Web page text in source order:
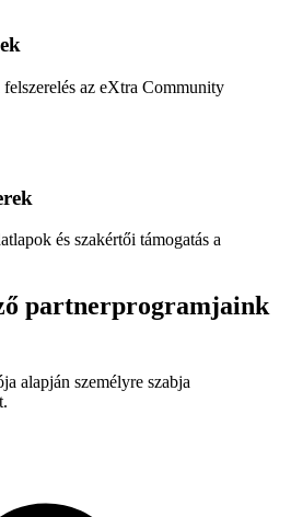
az eXtra Community
és szakértői támogatás a
partnerprogramjaink
alapján személyre szabja